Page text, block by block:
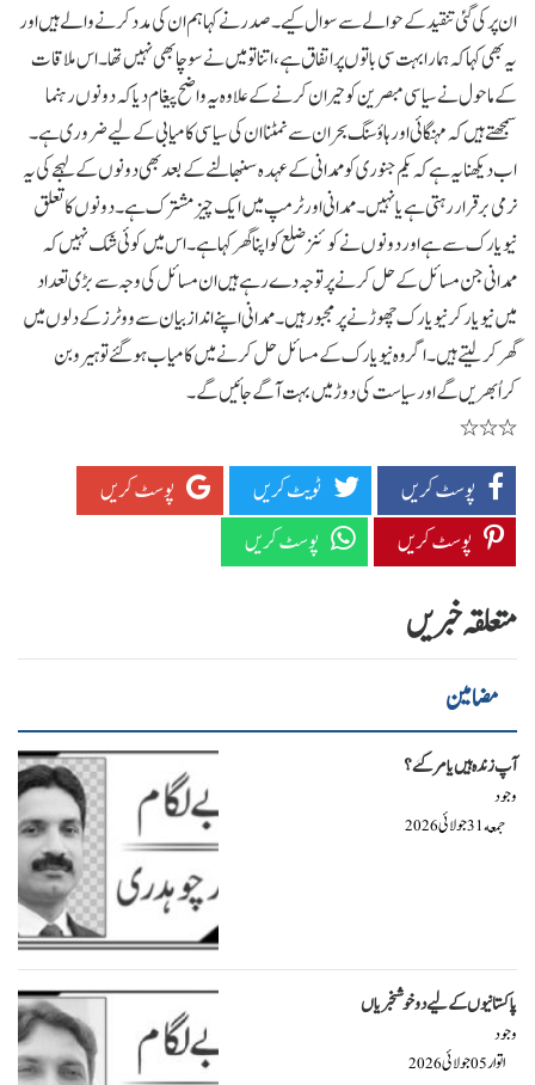
ان پر کی گئی تنقید کے حوالے سے سوال کیے۔ صدر نے کہا ہم ان کی مدد کرنے والے ہیں اور
یہ بھی کہا کہ ہمارا بہت سی باتوں پر اتفاق ہے ،اتنا تو میں نے سوچا بھی نہیں تھا۔ اس ملاقات
کے ماحول نے سیاسی مبصرین کو حیران کرنے کے علاوہ یہ واضح پیغام دیا کہ دونوں رہنما
سمجھتے ہیں کہ مہنگائی اور ہاؤسنگ بحران سے نمٹنا ان کی سیاسی کامیابی کے لیے ضروری ہے۔
اب دیکھنا یہ ہے کہ یکم جنوری کو ممدانی کے عہدہ سنبھالنے کے بعد بھی دونوں کے لہجے کی یہ
نرمی برقرار رہتی ہے یا نہیں ۔ممدانی اور ٹرمپ میں ایک چیز مشترک ہے۔ دونوں کا تعلق
نیویارک سے ہے اور دونوں نے کوئنزضلع کو اپنا گھر کہا ہے ۔ اس میں کوئی شک نہیں کہ
ممدانی جن مسائل کے حل کرنے پر توجہ دے رہے ہیں ان مسائل کی وجہ سے بڑی تعداد
میں نیویارکر نیویارک چھوڑنے پر مجبور ہیں۔ ممدانی اپنے انداز بیان سے ووٹرز کے دلوں میں
گھر کر لیتے ہیں ۔اگر وہ نیویارک کے مسائل حل کرنے میں کامیاب ہو گئے تو ہیرو بن
کراُبھریں گے اور سیاست کی دوڑ میں بہت آگے جائیں گے۔
٭٭٭
پوسٹ کریں
ٹویٹ کریں
پوسٹ کریں
پوسٹ کریں
پوسٹ کریں
متعلقہ خبریں
مضامین
آپ زندہ ہیں یا مرگئے ؟
وجود
جمعه31جولائی2026
پاکستانیوں کے لیے دو خوشخبریاں
وجود
اتوار05جولائی2026